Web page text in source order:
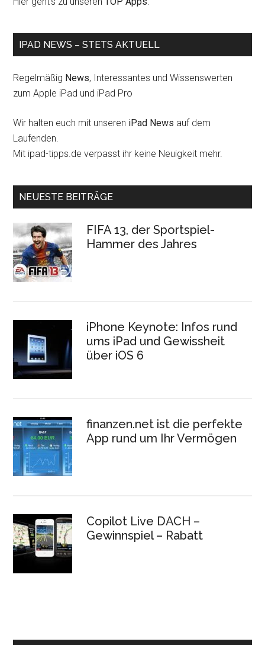
IPAD NEWS – STETS AKTUELL
Regelmäßig News, Interessantes und Wissenswerten
zum Apple iPad und iPad Pro
Wir halten euch mit unseren iPad News auf dem
Laufenden.
Mit ipad-tipps.de verpasst ihr keine Neuigkeit mehr.
NEUESTE BEITRÄGE
FIFA 13, der Sportspiel-
Hammer des Jahres
iPhone Keynote: Infos rund
ums iPad und Gewissheit
über iOS 6
finanzen.net ist die perfekte
App rund um Ihr Vermögen
Copilot Live DACH –
Gewinnspiel – Rabatt